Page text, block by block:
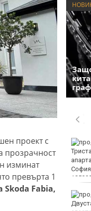
проект с
прозрачност
изминат
превърта 1
Skoda Fabia,
ДАНС иззеха 115
литра опасни и
продукти за
защита
Наковски преди